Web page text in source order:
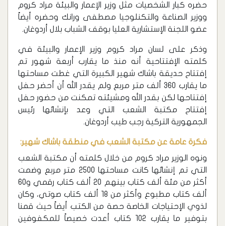
حضره كبار الشخصيات مثل وزير الإعمار والبيئة مراد كروم
ووزير الصناعة والتكنلوجيا مصطفى ورانك وحضره أيضاً
عضو اللجنة الإستشارية العليا بوقف الشباب بلال أردوغان.
وذكر على لسان مراد كروم وزير الإعمار والبيئة في
كلمته الإفتتاحية أنه منذ ما يقارب أربعة شهور تم
إفتتاح حديقة باشاك شهير الكبيرة التي غطت مساحتها
ما يقارب 360 ألف متر مربع ولم يقدر الله أن أحضر حفل
إفتتاحها لكن بقدر الله ومشيئته تمكنت من حضور حفل
إفتتاح مكتبة الشعب التي وعد بإنشائها رئيس
الجمهورية التركية رجب طيب أردوغان.
فكرة عامة عن مكتبة الشعب في منطقة باشاك شهير:
ونوه الوزير مراد كروم من خلال كلمته أن مكتبة الشعب
التي تم إنشائها كانت مساحتها 2500 متر مربع وضمت
أكثر من مئة ألف كتاب بينهم 20 ألف كتاب رقمي و60
ألف كتاب مطبوع وأكثر من 18 ألف كتاب صوتي، وكان
لذوي الإحتياجات الخاصة حصة من الكتب أيضاً حيث قمنا
بتوفير ما يقارب 102 كتاب أعدت خصيصاً للمكفوفين